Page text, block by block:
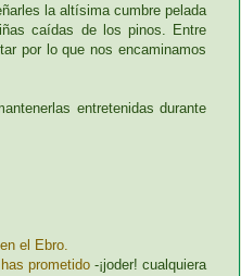
la altísima cumbre pelada
caídas de los pinos. Entre
por lo que nos encaminamos
entretenidas durante
el Ebro.
has prometido -¡joder! cualquiera